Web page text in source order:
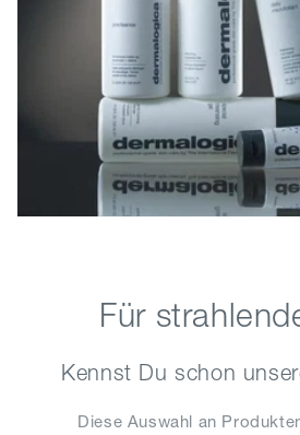
Für
Kennst Du schon
Diese Auswahl an